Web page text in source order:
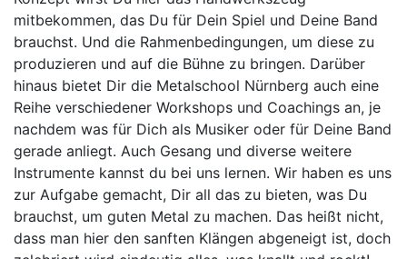
mitbekommen, das Du für Dein Spiel und Deine Band
brauchst. Und die Rahmenbedingungen, um diese zu
produzieren und auf die Bühne zu bringen. Darüber
hinaus bietet Dir die Metalschool Nürnberg auch eine
Reihe verschiedener Workshops und Coachings an, je
nachdem was für Dich als Musiker oder für Deine Band
gerade anliegt. Auch Gesang und diverse weitere
Instrumente kannst du bei uns lernen. Wir haben es uns
zur Aufgabe gemacht, Dir all das zu bieten, was Du
brauchst, um guten Metal zu machen. Das heißt nicht,
dass man hier den sanften Klängen abgeneigt ist, doch